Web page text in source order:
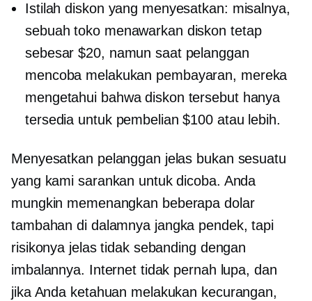
Istilah diskon yang menyesatkan: misalnya,
sebuah toko menawarkan diskon tetap
sebesar $20, namun saat pelanggan
mencoba melakukan pembayaran, mereka
mengetahui bahwa diskon tersebut hanya
tersedia untuk pembelian $100 atau lebih.
Menyesatkan pelanggan jelas bukan sesuatu
yang kami sarankan untuk dicoba. Anda
mungkin memenangkan beberapa dolar
tambahan di dalamnya jangka pendek, tapi
risikonya jelas tidak sebanding dengan
imbalannya. Internet tidak pernah lupa, dan
jika Anda ketahuan melakukan kecurangan,